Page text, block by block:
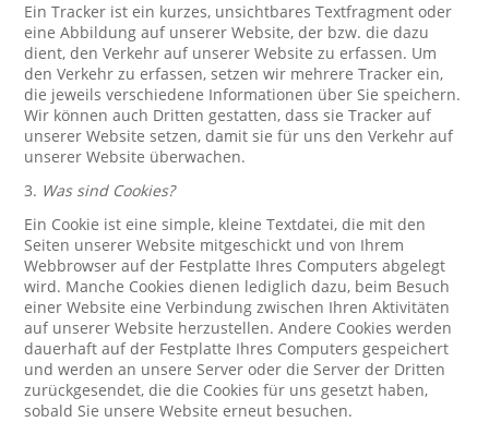
Ein Tracker ist ein kurzes, unsichtbares Textfragment oder
eine Abbildung auf unserer Website, der bzw. die dazu
dient, den Verkehr auf unserer Website zu erfassen. Um
den Verkehr zu erfassen, setzen wir mehrere Tracker ein,
die jeweils verschiedene Informationen über Sie speichern.
Wir können auch Dritten gestatten, dass sie Tracker auf
unserer Website setzen, damit sie für uns den Verkehr auf
unserer Website überwachen.
3. Was sind Cookies?
Ein Cookie ist eine simple, kleine Textdatei, die mit den
Seiten unserer Website mitgeschickt und von Ihrem
Webbrowser auf der Festplatte Ihres Computers abgelegt
wird. Manche Cookies dienen lediglich dazu, beim Besuch
einer Website eine Verbindung zwischen Ihren Aktivitäten
auf unserer Website herzustellen. Andere Cookies werden
dauerhaft auf der Festplatte Ihres Computers gespeichert
und werden an unsere Server oder die Server der Dritten
zurückgesendet, die die Cookies für uns gesetzt haben,
sobald Sie unsere Website erneut besuchen.